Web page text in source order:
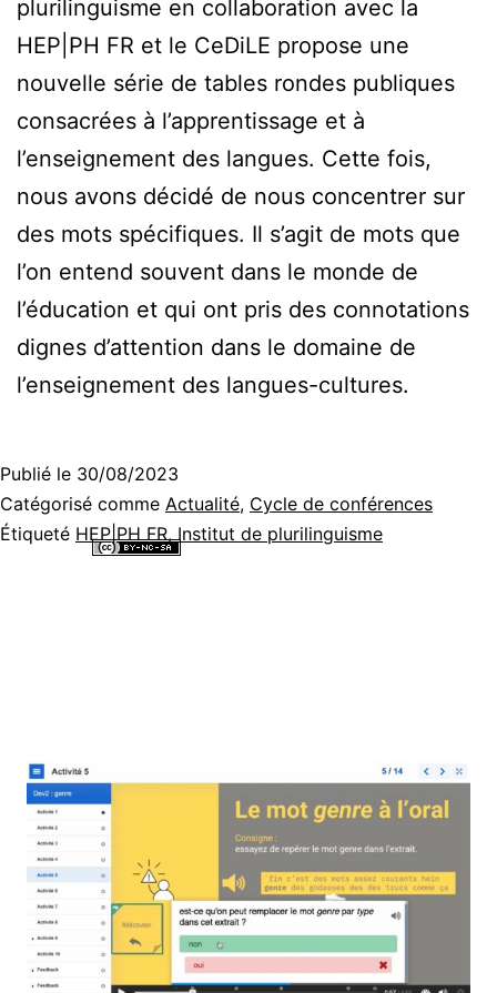
plurilinguisme en collaboration avec la
HEP|PH FR et le CeDiLE propose une
nouvelle série de tables rondes publiques
consacrées à l’apprentissage et à
l’enseignement des langues. Cette fois,
nous avons décidé de nous concentrer sur
des mots spécifiques. Il s’agit de mots que
l’on entend souvent dans le monde de
l’éducation et qui ont pris des connotations
dignes d’attention dans le domaine de
l’enseignement des langues-cultures.
Publié le 30/08/2023
Catégorisé comme Actualité, Cycle de conférences
Étiqueté HEP|PH FR,Institut de plurilinguisme